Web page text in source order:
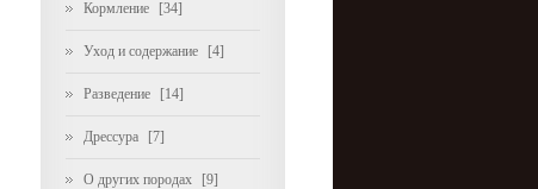
Кормление [34]
Уход и содержание [4]
Разведение [14]
Дрессура [7]
О других породах [9]